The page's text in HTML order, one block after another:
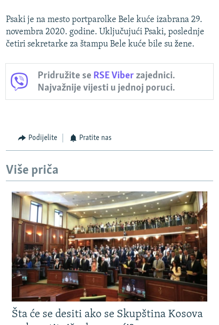
Psaki je na mesto portparolke Bele kuće izabrana 29.
novembra 2020. godine. Uključujući Psaki, poslednje
četiri sekretarke za štampu Bele kuće bile su žene.
Pridružite se RSE Viberzajednici.
Najvažnije vijesti u jednoj poruci.
Podijelite Pratite nas
Više priča
Šta će se desiti ako se Skupština Kosova